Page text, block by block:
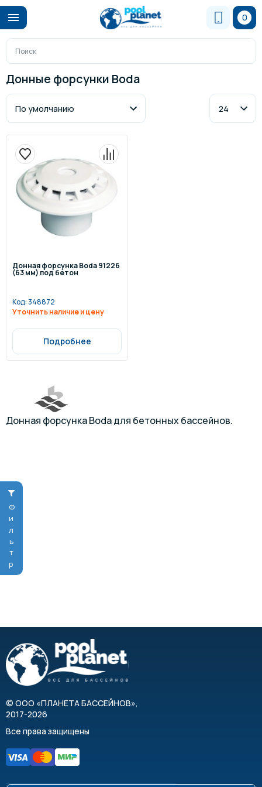
0
Фильтр
Донные форсунки Boda
Донная форсунка Boda 91226
(63 мм) под бетон
Код:348872
Уточнить наличие и цену
Подробнее
Донная форсунка Boda для бетонных бассейнов.
© ООО «ПЛАНЕТА БАССЕЙНОВ»,
2017-2026
Все права защищены